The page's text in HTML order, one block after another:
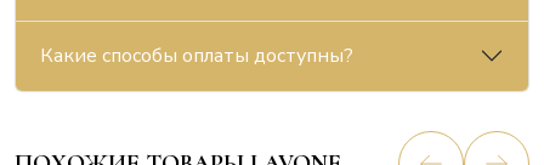
Какие способы оплаты доступны?